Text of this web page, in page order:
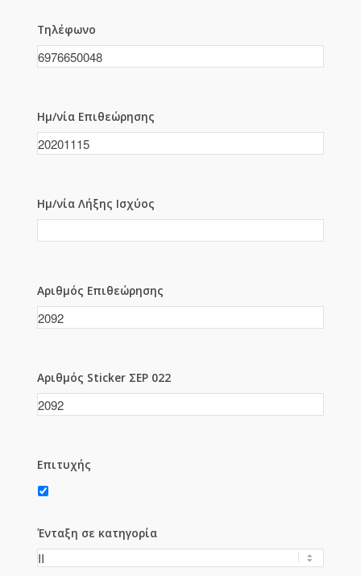
Τηλέφωνο
Ημ/νία Επιθεώρησης
Ημ/νία Λήξης Ισχύος
Αριθμός Επιθεώρησης
Αριθμός Sticker ΣΕΡ 022
Επιτυχής
Ένταξη σε κατηγορία